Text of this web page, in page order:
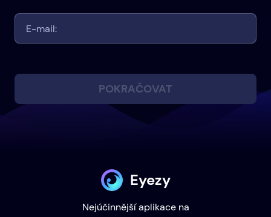
POKRAČOVAT
Eyezy
Nejúčinnější aplikace na